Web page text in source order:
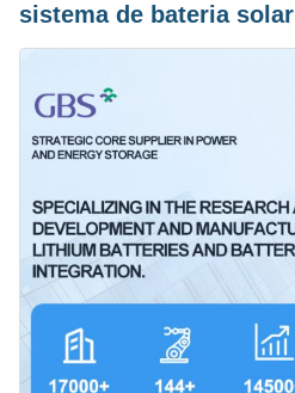
sistema de bateria solar